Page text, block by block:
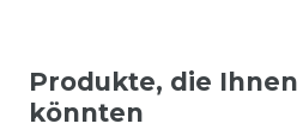
Produkte, die
könnten